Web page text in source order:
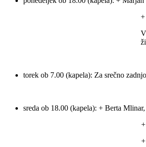
torek ob 7.00 (kapela): Za srečno
sreda ob 18.00 (kapela): + Berta